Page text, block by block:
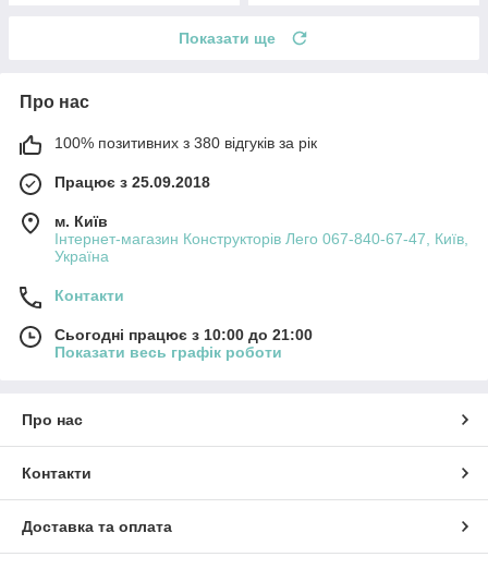
Показати ще
Про нас
100% позитивних з 380 відгуків за рік
Працює з 25.09.2018
м. Київ
Інтернет-магазин Конструкторів Лего 067-840-67-47, Київ,
Україна
Контакти
Сьогодні працює з 10:00 до 21:00
Показати весь графік роботи
Про нас
Контакти
Доставка та оплата